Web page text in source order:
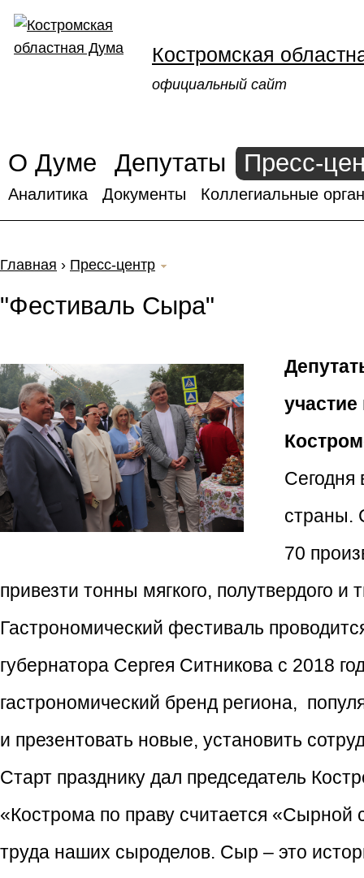
Костромская
официальный сайт
О Думе Депутаты Пресс-
Аналитика Документы Коллегиальные
Главная › Пресс-центр
"Фестиваль Сыра"
Сегодня
страны.
70
привезти тонны мягкого, полутвердого
Гастрономический фестиваль
губернатора Сергея Ситникова с 2018
гастрономический бренд региона,
и презентовать новые, установить
Старт празднику дал председатель
«Кострома по праву считается «Сырной
труда наших сыроделов. Сыр – это